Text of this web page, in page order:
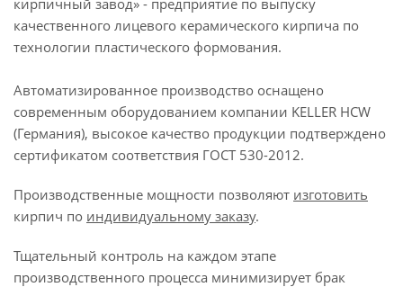
кирпичный завод» - предприятие по выпуску
качественного лицевого керамического кирпича по
технологии пластического формования.
Автоматизированное производство оснащено
современным оборудованием компании KELLER HCW
(Германия), высокое качество продукции подтверждено
сертификатом соответствия ГОСТ 530-2012.
Производственные мощности позволяют изготовить
кирпич по индивидуальному заказу.
Тщательный контроль на каждом этапе
производственного процесса минимизирует брак